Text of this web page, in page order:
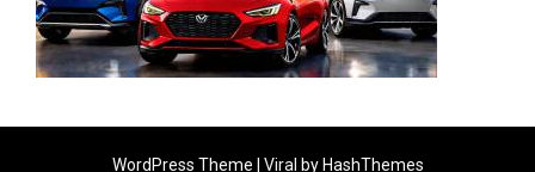
WordPress Theme | Viral by HashThemes